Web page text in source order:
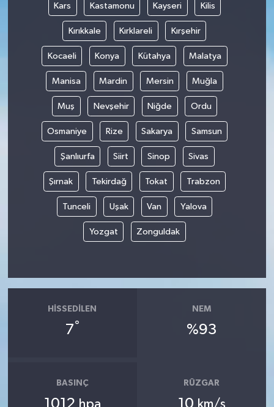
Kars Kastamonu Kayseri Kilis
Kırıkkale Kırklareli Kırşehir
Kocaeli Konya Kütahya Malatya
Manisa Mardin Mersin Muğla
Muş Nevşehir Niğde Ordu
Osmaniye Rize Sakarya Samsun
Şanlıurfa Siirt Sinop Sivas
Şırnak Tekirdağ Tokat Trabzon
Tunceli Uşak Van Yalova
Yozgat Zonguldak
HISSEDILEN
7°
NEM
%93
BASINÇ RÜZGAR